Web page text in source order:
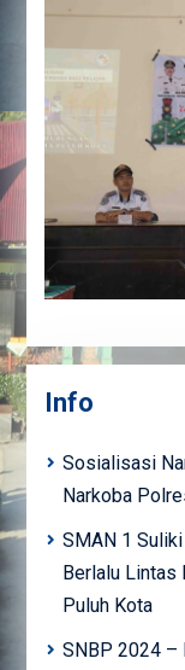
Info
Sosialisasi
Narkoba
SMAN 1
Berlalu Lintas
Puluh Kota
SNBP 2024 –